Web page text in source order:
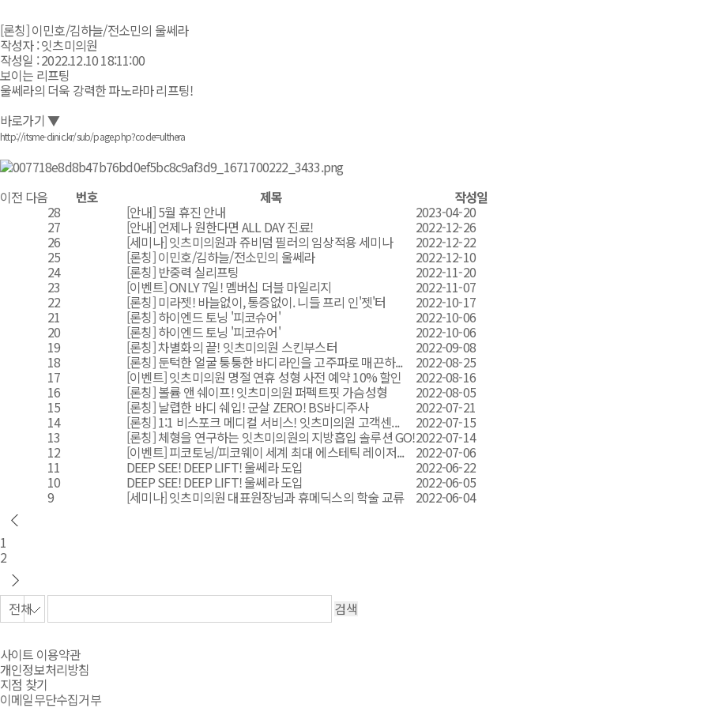
[론칭] 이민호/김하늘/전소민의 울쎄라
작성자 : 잇츠미의원
작성일 : 2022.12.10 18:11:00
보이는 리프팅
울쎄라의 더욱 강력한 파노라마 리프팅!
바로가기 ▼
http://itsme-clinic.kr/sub/page.php?code=ulthera
이전 다음 번호 제목 작성일
28 [안내] 5월 휴진 안내 2023-04-20
27 [안내] 언제나 원한다면 ALL DAY 진료! 2022-12-26
26 [세미나] 잇츠미의원과 쥬비덤 필러의 임상적용 세미나 2022-12-22
25 [론칭] 이민호/김하늘/전소민의 울쎄라 2022-12-10
24 [론칭] 반중력 실리프팅 2022-11-20
23 [이벤트] ONLY 7일! 멤버십 더블 마일리지 2022-11-07
22 [론칭] 미라젯! 바늘없이, 통증없이. 니들 프리 인'젯'터 2022-10-17
21 [론칭] 하이엔드 토닝 '피코슈어' 2022-10-06
20 [론칭] 하이엔드 토닝 '피코슈어' 2022-10-06
19 [론칭] 차별화의 끝! 잇츠미의원 스킨부스터 2022-09-08
18 [론칭] 둔턱한 얼굴 퉁퉁한 바디라인을 고주파로 매끈하... 2022-08-25
17 [이벤트] 잇츠미의원 명절 연휴 성형 사전 예약 10% 할인 2022-08-16
16 [론칭] 볼륨 앤 쉐이프! 잇츠미의원 퍼펙트핏 가슴성형 2022-08-05
15 [론칭] 날렵한 바디 쉐입! 군살 ZERO! BS바디주사 2022-07-21
14 [론칭] 1:1 비스포크 메디컬 서비스! 잇츠미의원 고객센... 2022-07-15
13 [론칭] 체형을 연구하는 잇츠미의원의 지방흡입 솔루션 GO!2022-07-14
12 [이벤트] 피코토닝/피코웨이 세계 최대 에스테틱 레이저... 2022-07-06
11 DEEP SEE! DEEP LIFT! 울쎄라 도입 2022-06-22
10 DEEP SEE! DEEP LIFT! 울쎄라 도입 2022-06-05
9 [세미나] 잇츠미의원 대표원장님과 휴메딕스의 학술 교류 2022-06-04
1
2
사이트 이용약관
개인정보처리방침
지점 찾기
이메일무단수집거부